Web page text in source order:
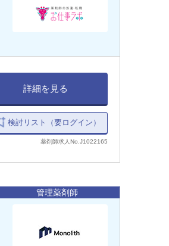
詳細を見る
検討リスト（要ログイン）
薬剤師求人No.J1022165
管理薬剤師